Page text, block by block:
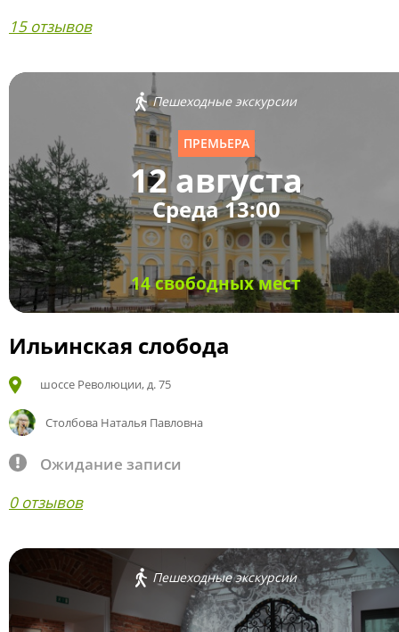
15 отзывов
Пешеходные экскурсии
ПРЕМЬЕРА
12 августа
Среда 13:00
14 свободных мест
Ильинская слобода
шоссе Революции, д. 75
Столбова Наталья Павловна
Ожидание записи
0 отзывов
Пешеходные экскурсии